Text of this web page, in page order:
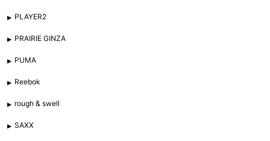
PLAYER2
PRAIRIE GINZA
PUMA
Reebok
rough & swell
SAXX